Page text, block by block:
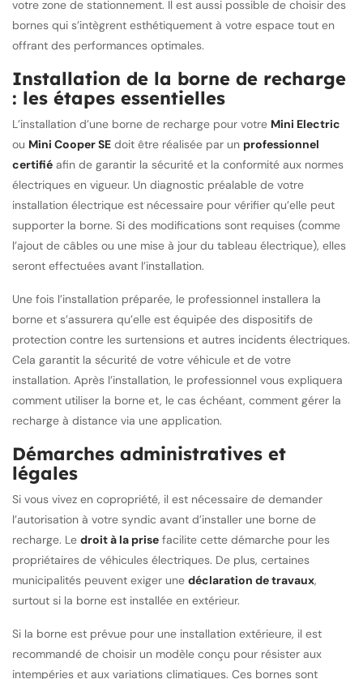
votre zone de stationnement. Il est aussi possible de choisir des
bornes qui s’intègrent esthétiquement à votre espace tout en
offrant des performances optimales.
Installation de la borne de recharge
: les étapes essentielles
L’installation d’une borne de recharge pour votre Mini Electric
ou Mini Cooper SE doit être réalisée par un professionnel
certifié afin de garantir la sécurité et la conformité aux normes
électriques en vigueur. Un diagnostic préalable de votre
installation électrique est nécessaire pour vérifier qu’elle peut
supporter la borne. Si des modifications sont requises (comme
l’ajout de câbles ou une mise à jour du tableau électrique), elles
seront effectuées avant l’installation.
Une fois l’installation préparée, le professionnel installera la
borne et s’assurera qu’elle est équipée des dispositifs de
protection contre les surtensions et autres incidents électriques.
Cela garantit la sécurité de votre véhicule et de votre
installation. Après l’installation, le professionnel vous expliquera
comment utiliser la borne et, le cas échéant, comment gérer la
recharge à distance via une application.
Démarches administratives et
légales
Si vous vivez en copropriété, il est nécessaire de demander
l’autorisation à votre syndic avant d’installer une borne de
recharge. Le droit à la prise facilite cette démarche pour les
propriétaires de véhicules électriques. De plus, certaines
municipalités peuvent exiger une déclaration de travaux,
surtout si la borne est installée en extérieur.
Si la borne est prévue pour une installation extérieure, il est
recommandé de choisir un modèle conçu pour résister aux
intempéries et aux variations climatiques. Ces bornes sont